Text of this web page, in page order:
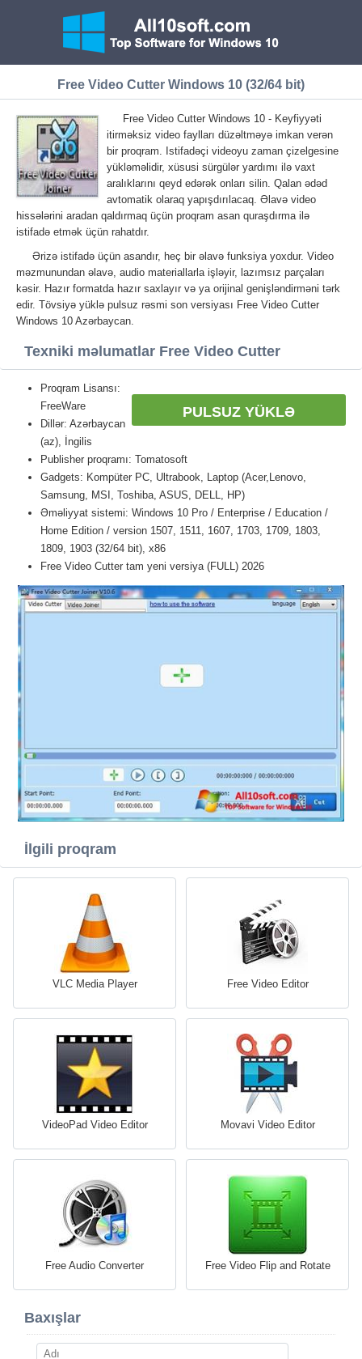
Free Video Cutter Windows 10 (32/64 bit)
Free Video Cutter Windows 10 - Keyfiyyəti
itirməksiz video faylları düzəltməyə imkan verən
bir proqram. Istifadəçi videoyu zaman çizelgesine
yükləməlidir, xüsusi sürgülər yardımı ilə vaxt
aralıklarını qeyd edərək onları silin. Qalan ədəd
avtomatik olaraq yapışdırılacaq. Əlavə video
hissələrini aradan qaldırmaq üçün proqram asan quraşdırma ilə
istifadə etmək üçün rahatdır.
Ərizə istifadə üçün asandır, heç bir əlavə funksiya yoxdur. Video
məzmunundan əlavə, audio materiallarla işləyir, lazımsız parçaları
kəsir. Hazır formatda hazır saxlayır və ya orijinal genişləndirməni tərk
edir. Tövsiyə yüklə pulsuz rəsmi son versiyası Free Video Cutter
Windows 10 Azərbaycan.
Texniki məlumatlar Free Video Cutter
PULSUZ YÜKLƏ
Proqram Lisansı:
FreeWare
Dillər: Azərbaycan
(az), İngilis
Publisher proqramı: Tomatosoft
Gadgets: Kompüter PC, Ultrabook, Laptop (Acer,Lenovo,
Samsung, MSI, Toshiba, ASUS, DELL, HP)
Əməliyyat sistemi: Windows 10 Pro / Enterprise / Education /
Home Edition / version 1507, 1511, 1607, 1703, 1709, 1803,
1809, 1903 (32/64 bit), x86
Free Video Cutter tam yeni versiya (FULL) 2026
İlgili proqram
VLC Media Player Free Video Editor
VideoPad Video Editor Movavi Video Editor
Free Audio Converter Free Video Flip and Rotate
Baxışlar